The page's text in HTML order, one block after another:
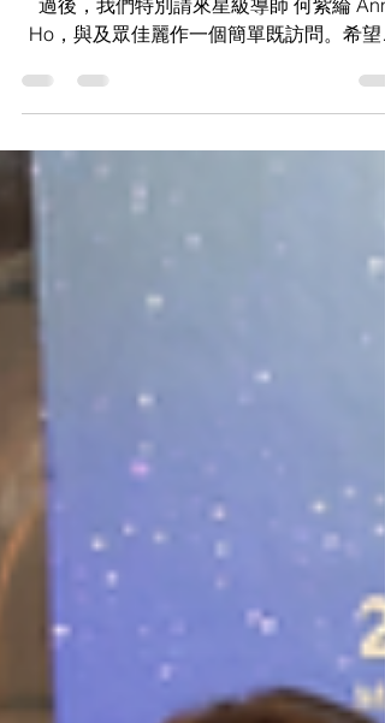
2019亞洲太平洋國際小姐(香港區)評審見面
過後，我們特別請來星級導師 何紫綸 Ann
Ho，與及眾佳麗作一個簡單既訪問。希望
1）梁凱琪 Katy Leung 2）劉嘉兒 Kaylie Lau
3）莫綺琼 Vanessa Mok 4）鄭康葶 Natalie
Kimberly Lee 7）戴可穎 Vicby Dai 8）陳樂
憧 Donna Chan 9）謝嘉美 Belle Tjia 10）黃
禧彤 Jamila Wong 11）馮熙淳 Charlene